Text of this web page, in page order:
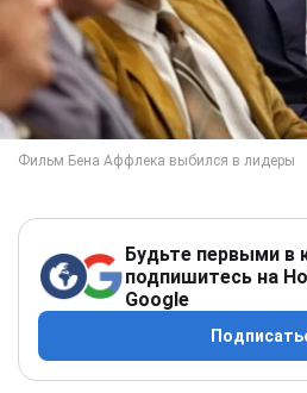
Будьте первыми в
подпишитесь на
Google